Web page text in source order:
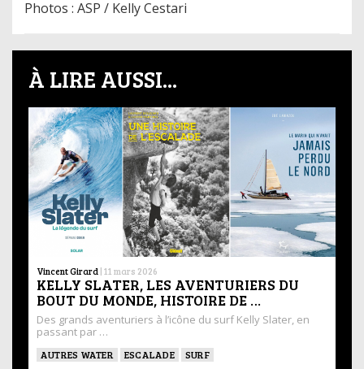
Photos : ASP / Kelly Cestari
À LIRE AUSSI...
Vincent Girard | 11 mars 2026
KELLY SLATER, LES AVENTURIERS DU
BOUT DU MONDE, HISTOIRE DE …
Des grands aventuriers à l’icône du surf Kelly Slater, en
passant par …
AUTRES WATER ESCALADE SURF